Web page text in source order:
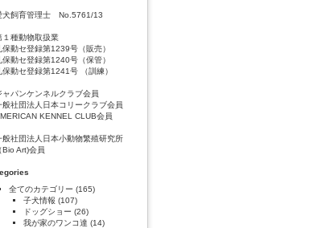
犬飼育管理士 No.5761/13
１種動物取扱業
保動セ登録第1239号（販売）
保動セ登録第1240号（保管）
保動セ登録第1241号 （訓練）
ャパンケンネルクラブ会員
般社団法人日本コリークラブ会員
KENNEL CLUB会員
般社団法人日本小動物繁殖研究所
Bio Art)会員
全てのカテゴリー (165)
子犬情報 (107)
ドッグショー (26)
我が家のワンコ達 (14)